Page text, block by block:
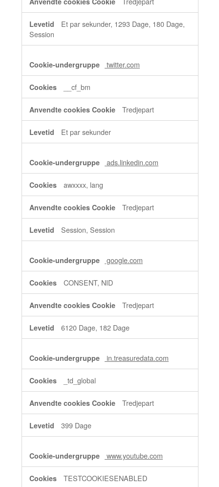
Et par sekunder, 1293 Dage, 180 Dage,
Session
twitter.com
__cf_bm
Tredjepart
Et par sekunder
ads.linkedin.com
awxxxx, lang
Tredjepart
Session, Session
google.com
CONSENT, NID
Tredjepart
6120 Dage, 182 Dage
in.treasuredata.com
_td_global
Tredjepart
399 Dage
www.youtube.com
TESTCOOKIESENABLED